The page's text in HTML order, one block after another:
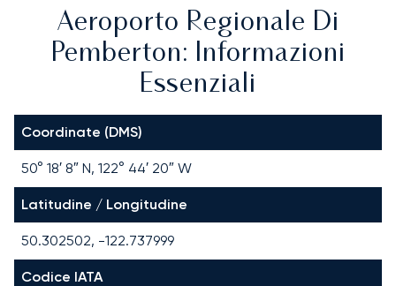
Aeroporto Regionale Di
Pemberton: Informazioni
Essenziali
Coordinate (DMS)
50° 18′ 8″ N, 122° 44′ 20″ W
Latitudine / Longitudine
50.302502, -122.737999
Codice IATA